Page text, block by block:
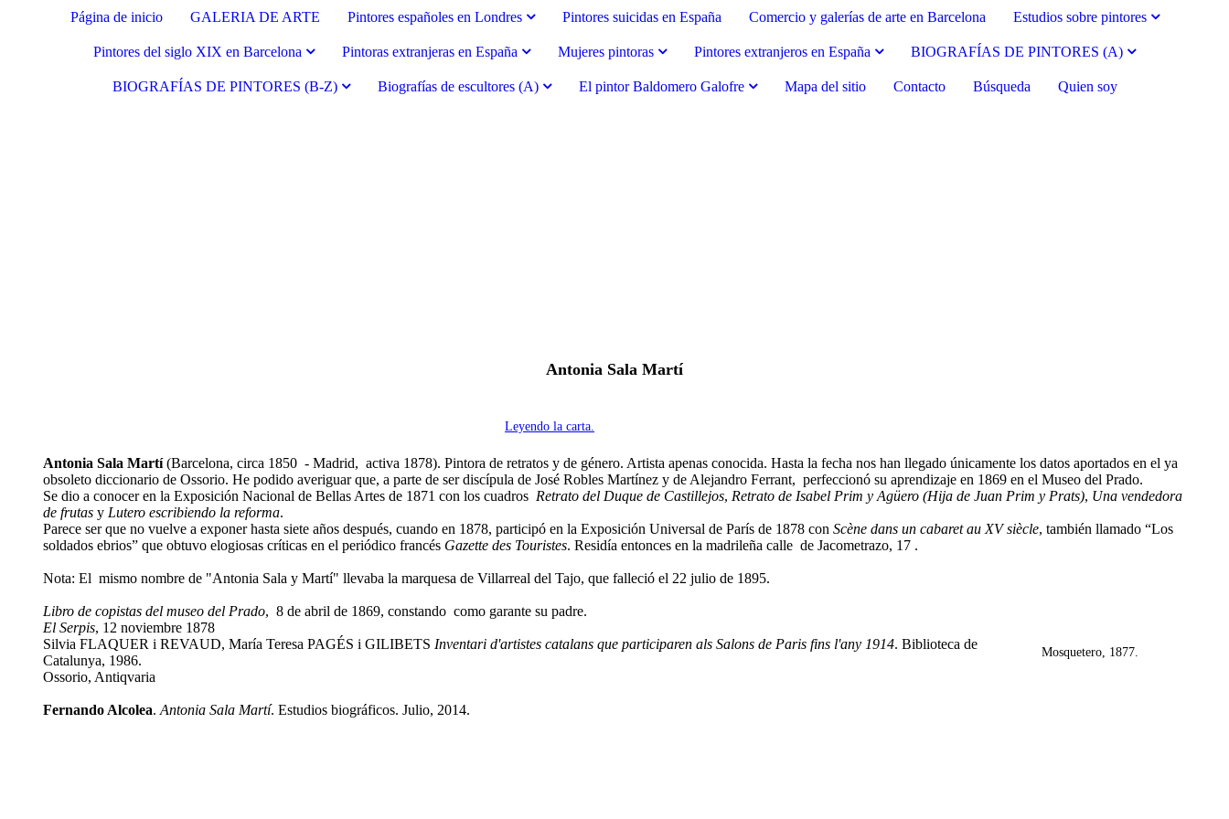
Página de inicio GALERIA DE ARTE Pintores españoles en Londres Pintores suicidas en España Comercio y galerías de arte en Barcelona Estudios sobre pintores
Pintores del siglo XIX en Barcelona Pintoras extranjeras en España Mujeres pintoras Pintores extranjeros en España BIOGRAFÍAS DE PINTORES (A)
BIOGRAFÍAS DE PINTORES (B-Z) Biografías de escultores (A) El pintor Baldomero Galofre Mapa del sitio Contacto Búsqueda Quien soy
Antonia Sala Martí
Leyendo la carta.
Antonia Sala Martí(Barcelona, circa 1850 - Madrid, activa 1878). Pintora de retratos y de género. Artista apenas conocida. Hasta la fecha nos han llegado únicamente los datos aportados en el ya
obsoleto diccionario de Ossorio. He podido averiguar que, a parte de ser discípula de José Robles Martínez y de Alejandro Ferrant, perfeccionó su aprendizaje en 1869 en el Museo del Prado.
Se dio a conocer en la Exposición Nacional de Bellas Artes de 1871 con los cuadros Retrato del Duque de Castillejos, Retrato de Isabel Prim y Agüero (Hija de Juan Prim y Prats), Una vendedora
de frutas y Lutero escribiendo la reforma.
Parece ser que no vuelve a exponer hasta siete años después, cuando en 1878, participó en la Exposición Universal de París de 1878 con Scène dans un cabaret au XV siècle, también llamado “Los
soldados ebrios” que obtuvo elogiosas críticas en el periódico francés Gazette des Touristes. Residía entonces en la madrileña calle de Jacometrazo, 17 .
Nota: El mismo nombre de "Antonia Sala y Martí" llevaba la marquesa de Villarreal del Tajo, que falleció el 22 julio de 1895.
Libro de copistas del museo del Prado, 8 de abril de 1869, constando como garante su padre.
El Serpis, 12 noviembre 1878
Mosquetero, 1877.
Silvia FLAQUER i REVAUD, María Teresa PAGÉS i GILIBETS Inventari d'artistes catalans que participaren als Salons de Paris fins l'any 1914. Biblioteca de
Catalunya, 1986.
Ossorio, Antiqvaria
Fernando Alcolea. Antonia Sala Martí. Estudios biográficos. Julio, 2014.